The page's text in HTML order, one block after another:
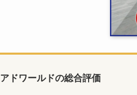
アドワールドの総合評価